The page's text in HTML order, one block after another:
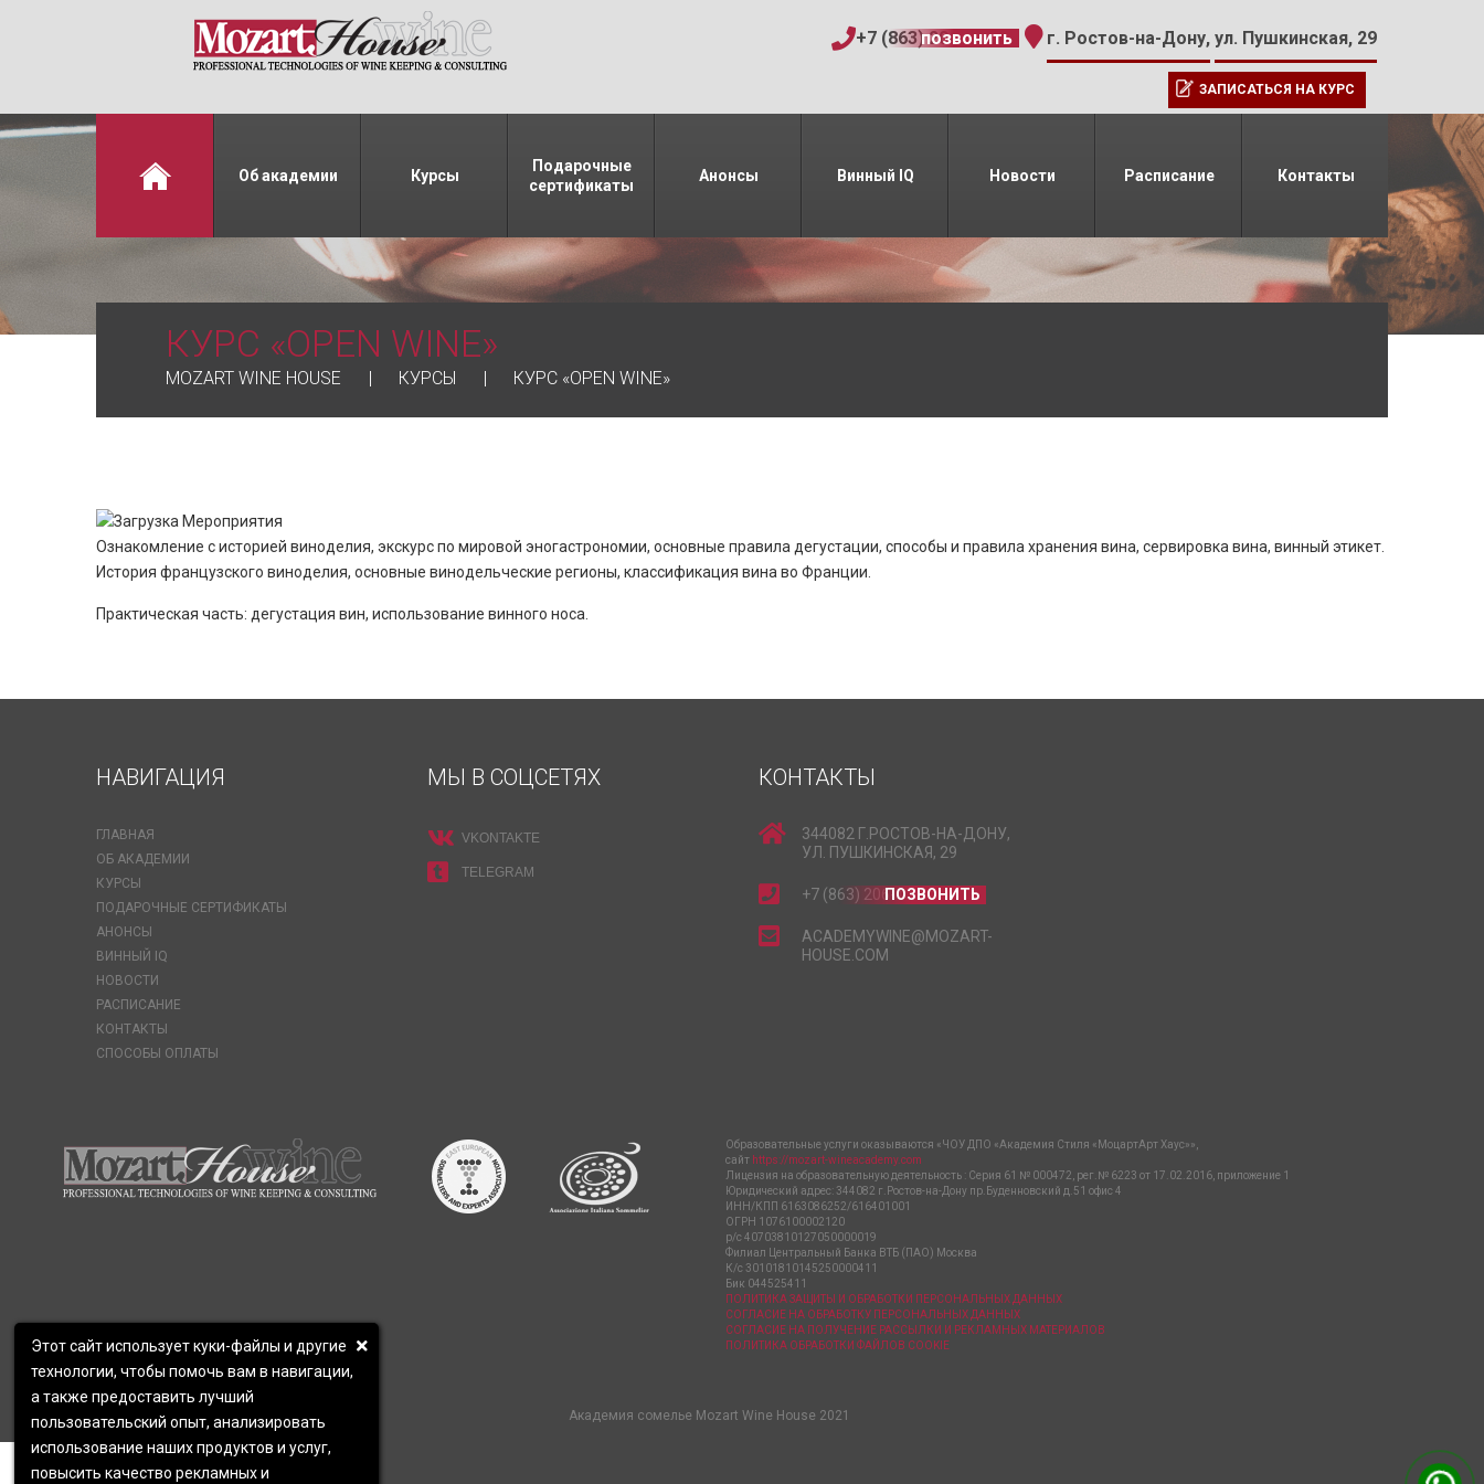
+7 (863) 206-15-15
позвонить г. Ростов-на-Дону, ул. Пушкинская, 29
ЗАПИСАТЬСЯ НА КУРС
Об академии Курсы
Подарочные
сертификаты
Анонсы Винный IQ Новости Расписание Контакты
КУРС «OPEN WINE»
MOZART WINE HOUSE КУРСЫ КУРС «OPEN WINE»
Ознакомление с историей виноделия, экскурс по мировой эногастрономии, основные правила дегустации, способы и правила хранения вина, сервировка вина, винный этикет.
История французского виноделия, основные винодельческие регионы, классификация вина во Франции.
Практическая часть: дегустация вин, использование винного носа.
НАВИГАЦИЯ
ГЛАВНАЯ
ОБ АКАДЕМИИ
КУРСЫ
ПОДАРОЧНЫЕ СЕРТИФИКАТЫ
АНОНСЫ
ВИННЫЙ IQ
НОВОСТИ
РАСПИСАНИЕ
КОНТАКТЫ
СПОСОБЫ ОПЛАТЫ
МЫ В СОЦСЕТЯХ
VKONTAKTE
TELEGRAM
КОНТАКТЫ
344082 Г.РОСТОВ-НА-ДОНУ,
УЛ. ПУШКИНСКАЯ, 29
+7 (863) 206-15-15
ПОЗВОНИТЬ
ACADEMYWINE@MOZART-
HOUSE.COM
Образовательные услуги оказываются «ЧОУ ДПО «Академия Стиля «МоцартАрт Хаус»»,
сайт https://mozart-wineacademy.com
Лицензия на образовательную деятельность : Серия 61 № 000472, рег.№ 6223 от 17.02.2016, приложение 1
Юридический адрес: 344082 г.Ростов-на-Дону пр.Буденновский д.51 офис 4
ИНН/КПП 6163086252/616401001
ОГРН 1076100002120
р/с 40703810127050000019
Филиал Центральный Банка ВТБ (ПАО) Москва
К/с 30101810145250000411
Бик 044525411
ПОЛИТИКА ЗАЩИТЫ И ОБРАБОТКИ ПЕРСОНАЛЬНЫХ ДАННЫХ
СОГЛАСИЕ НА ОБРАБОТКУ ПЕРСОНАЛЬНЫХ ДАННЫХ
СОГЛАСИЕ НА ПОЛУЧЕНИЕ РАССЫЛКИ И РЕКЛАМНЫХ МАТЕРИАЛОВ
ПОЛИТИКА ОБРАБОТКИ ФАЙЛОВ COOKIE
Академия сомелье Mozart Wine House 2021
Этот сайт использует куки-файлы и другие
технологии, чтобы помочь вам в навигации,
а также предоставить лучший
пользовательский опыт, анализировать
использование наших продуктов и услуг,
повысить качество рекламных и
×
Мы свяжемся с вами в ближайшее